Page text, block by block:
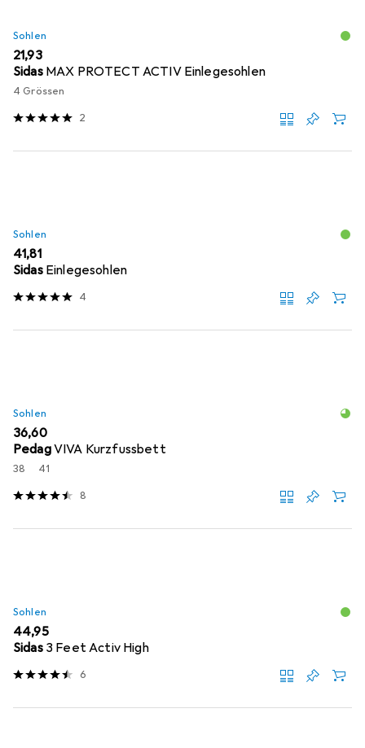
Sohlen
EUR
21,93
Sidas MAX PROTECT ACTIV Einlegesohlen
4 Grössen
2
Sohlen
EUR
41,81
Sidas Einlegesohlen
4
Sohlen
EUR
36,60
PedagVIVA Kurzfussbett
38 41
8
Sohlen
EUR
44,95
Sidas 3 Feet Activ High
6